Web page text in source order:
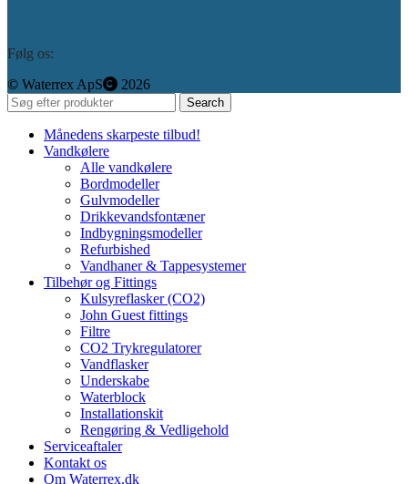
Følg os:
©️ Waterrex ApS 2026
Search
Månedens skarpeste tilbud!
Vandkølere
Alle vandkølere
Bordmodeller
Gulvmodeller
Drikkevandsfontæner
Indbygningsmodeller
Refurbished
Vandhaner & Tappesystemer
Tilbehør og Fittings
Kulsyreflasker (CO2)
John Guest fittings
Filtre
CO2 Trykregulatorer
Vandflasker
Underskabe
Waterblock
Installationskit
Rengøring & Vedligehold
Serviceaftaler
Kontakt os
Om Waterrex.dk